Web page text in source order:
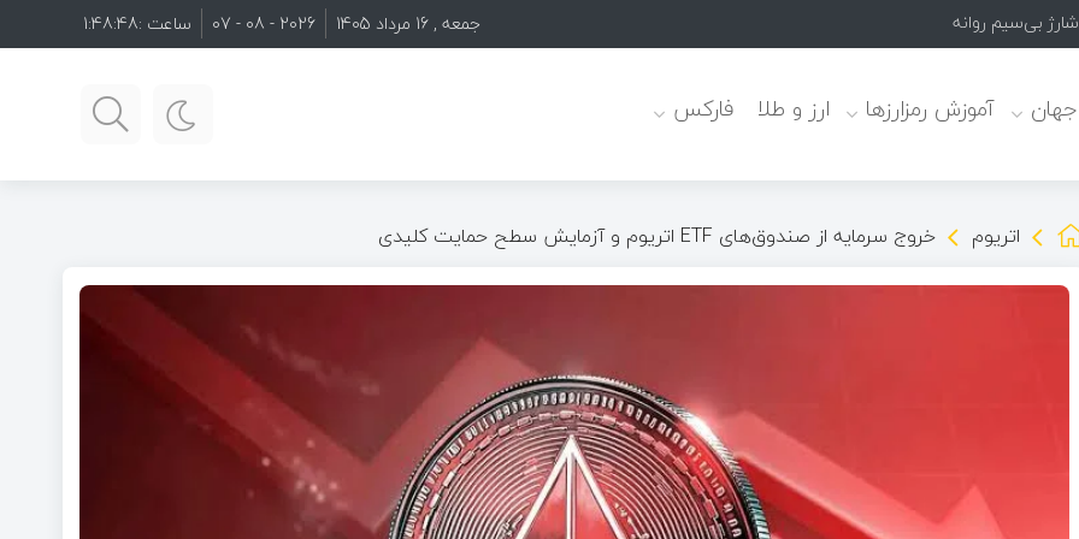
جمعه , 16 مرداد 1405 2026 - 08 - 07 ساعت :1:48:50
جهان آموزش رمزارزها ارز و طلا فارکس
اتریوم خروج سرمایه از صندوق‌های ETF اتریوم و آزمایش سطح حمایت کلیدی